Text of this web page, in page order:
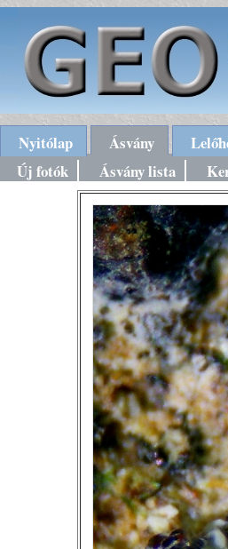
Nyitólap Ásvány
Új fotók
Ásvány lista